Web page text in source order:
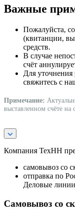
Важные
Пожалуйста,
(квитанции,
средств.
В случае
счёт
Для уточнения
свяжитесь с
Примечание:
выставленном счёте на
Компания ТехНН
самовывоз со
отправка по
Деловые
Самовывоз со